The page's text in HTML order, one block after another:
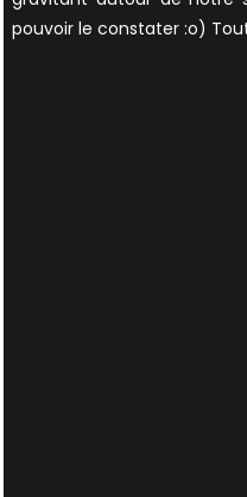
pouvoir le constater :o)